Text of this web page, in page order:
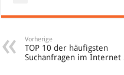
Vorherige
TOP 10 der häufigsten
Suchanfragen im Internet